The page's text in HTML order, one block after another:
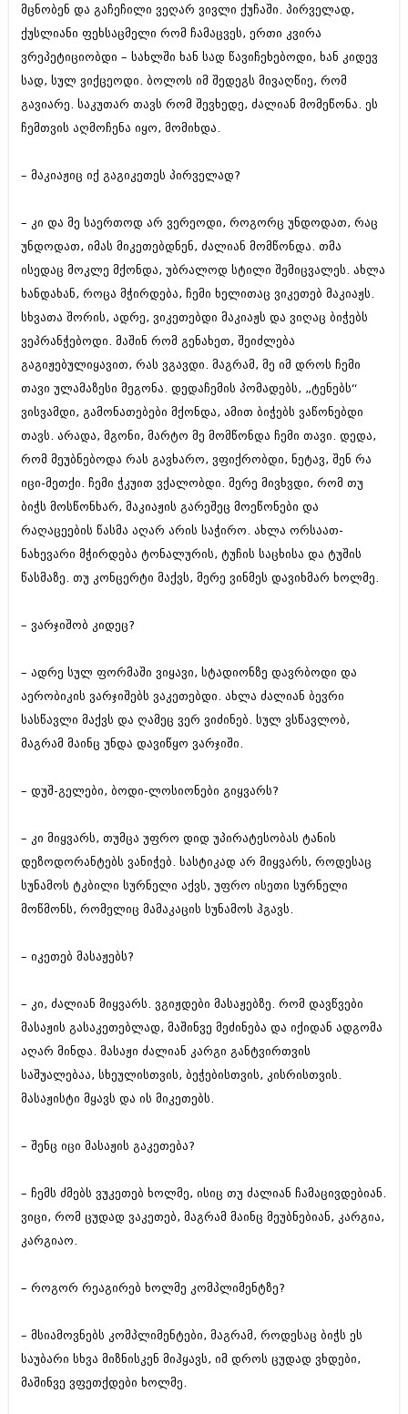
იანვარი 2016 (206)
დეკემბერი 2015 (207)
ოქტომბერი 2015 (204)
სექტემბერი 2015 (215)
აგვისტო 2015 (286)
ივლისი 2015 (173)
ივნისი 2015 (261)
აპრილი 2015 (208)
იანვარი 2015 (247)
დეკემბერი 2014 (342)
ნოემბერი 2014 (290)
სექტემბერი 2014 (394)
აგვისტო 2014 (248)
ივლისი 2014 (313)
ივნისი 2014 (366)
მაისი 2014 (313)
აპრილი 2014 (290)
მარტი 2014 (413)
თებერვალი 2014 (318)
დეკემბერი 2013 (365)
ნოემბერი 2013 (279)
ოქტომბერი 2013 (256)
აგვისტო 2013 (89)
ივლისი 2013 (182)
ივნისი 2013 (212)
მარტი 2013 (352)
იანვარი 2013 (334)
ნოემბერი 2012 (295)
ოქტომბერი 2012 (350)
სექტემბერი 2012 (264)
ივნისი 2012 (282)
აპრილი 2012 (294)
მარტი 2012 (259)
თებერვალი 2012 (376)
იანვარი 2012 (322)
ნოემბერი 2011 (471)
აგვისტო 2011 (249)
მაისი 2011 (415)
აპრილი 2011 (294)
მარტი 2011 (654)
თებერვალი 2011 (329)
იანვარი 2011 (647)
(157)
ნოემბერი 2010 (422)
აგვისტო 2010 (461)
ივლისი 2010 (556)
მარტი 2010 (454)
დეკემბერი 2009 (510)
ნოემბერი 2009 (308)
ოქტომბერი 2009 (382)
მცნობენ და გაჩეჩილი ვეღარ ვივლი ქუჩაში. პირველად,
ქუსლიანი ფეხსაცმელი რომ ჩამაცვეს, ერთი კვირა
ვრეპეტიციობდი – სახლში ხან სად წავიჩეხებოდი, ხან კიდევ
სად, სულ ვიქცეოდი. ბოლოს იმ შედეგს მივაღწიე, რომ
გავიარე. საკუთარ თავს რომ შევხედე, ძალიან მომეწონა. ეს
ჩემთვის აღმოჩენა იყო, მომიხდა.
– მაკიაჟიც იქ გაგიკეთეს პირველად?
– კი და მე საერთოდ არ ვერეოდი, როგორც უნდოდათ, რაც
უნდოდათ, იმას მიკეთებდნენ, ძალიან მომწონდა. თმა
ისედაც მოკლე მქონდა, უბრალოდ სტილი შემიცვალეს. ახლა
ხანდახან, როცა მჭირდება, ჩემი ხელითაც ვიკეთებ მაკიაჟს.
სხვათა შორის, ადრე, ვიკეთებდი მაკიაჟს და ვიღაც ბიჭებს
ვეპრანჭებოდი. მაშინ რომ გენახეთ, შეიძლება
გაგიჟებულიყავით, რას ვგავდი. მაგრამ, მე იმ დროს ჩემი
თავი ულამაზესი მეგონა. დედაჩემის პომადებს, „ტენებს“
ვისვამდი, გამონათებები მქონდა, ამით ბიჭებს ვაწონებდი
თავს. არადა, მგონი, მარტო მე მომწონდა ჩემი თავი. დედა,
რომ მეუბნებოდა რას გავხარო, ვფიქრობდი, ნეტავ, შენ რა
იცი-მეთქი. ჩემი ჭკუით ვქალობდი. მერე მივხვდი, რომ თუ
ბიჭს მოსწონხარ, მაკიაჟის გარეშეც მოეწონები და
რაღაცეების წასმა აღარ არის საჭირო. ახლა ორსაათ-
ნახევარი მჭირდება ტონალურის, ტუჩის საცხისა და ტუშის
წასმაზე. თუ კონცერტი მაქვს, მერე ვინმეს დავიხმარ ხოლმე.
– ვარჯიშობ კიდეც?
– ადრე სულ ფორმაში ვიყავი, სტადიონზე დავრბოდი და
აერობიკის ვარჯიშებს ვაკეთებდი. ახლა ძალიან ბევრი
სასწავლი მაქვს და ღამეც ვერ ვიძინებ. სულ ვსწავლობ,
მაგრამ მაინც უნდა დავიწყო ვარჯიში.
– დუშ-გელები, ბოდი-ლოსიონები გიყვარს?
– კი მიყვარს, თუმცა უფრო დიდ უპირატესობას ტანის
დეზოდორანტებს ვანიჭებ. სასტიკად არ მიყვარს, როდესაც
სუნამოს ტკბილი სურნელი აქვს, უფრო ისეთი სურნელი
მოწმონს, რომელიც მამაკაცის სუნამოს ჰგავს.
– იკეთებ მასაჟებს?
– კი, ძალიან მიყვარს. ვგიჟდები მასაჟებზე. რომ დავწვები
მასაჟის გასაკეთებლად, მაშინვე მეძინება და იქიდან ადგომა
აღარ მინდა. მასაჟი ძალიან კარგი განტვირთვის
საშუალებაა, სხეულისთვის, ბეჭებისთვის, კისრისთვის.
მასაჟისტი მყავს და ის მიკეთებს.
– შენც იცი მასაჟის გაკეთება?
– ჩემს ძმებს ვუკეთებ ხოლმე, ისიც თუ ძალიან ჩამაცივდებიან.
ვიცი, რომ ცუდად ვაკეთებ, მაგრამ მაინც მეუბნებიან, კარგია,
კარგიაო.
– როგორ რეაგირებ ხოლმე კომპლიმენტზე?
– მსიამოვნებს კომპლიმენტები, მაგრამ, როდესაც ბიჭს ეს
საუბარი სხვა მიზნისკენ მიჰყავს, იმ დროს ცუდად ვხდები,
მაშინვე ვფეთქდები ხოლმე.